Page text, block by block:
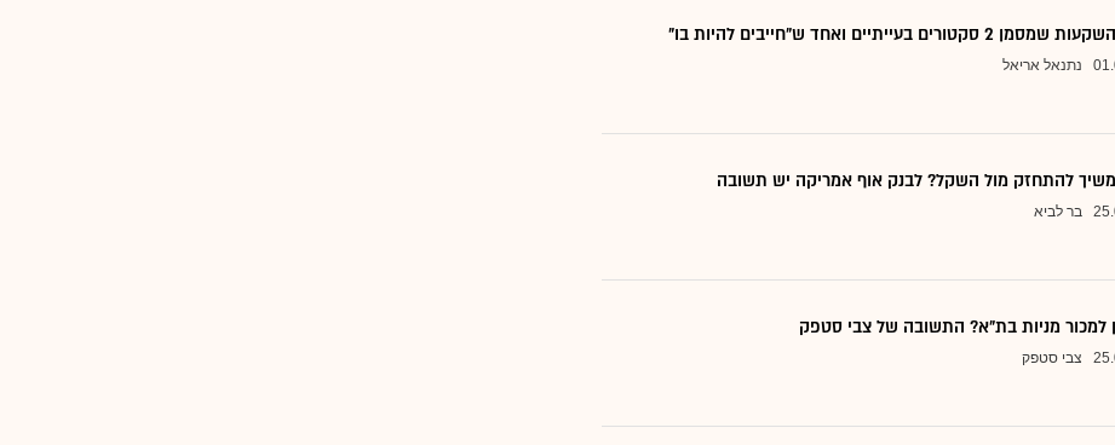
סקטורים בעייתיים ואחד ש"חייבים להיות בו"
נתנאל אריאל
להתחזק מול השקל? לבנק אוף אמריקה יש תשובה
בר לביא
למכור מניות בת"א? התשובה של צבי סטפק
צבי סטפק